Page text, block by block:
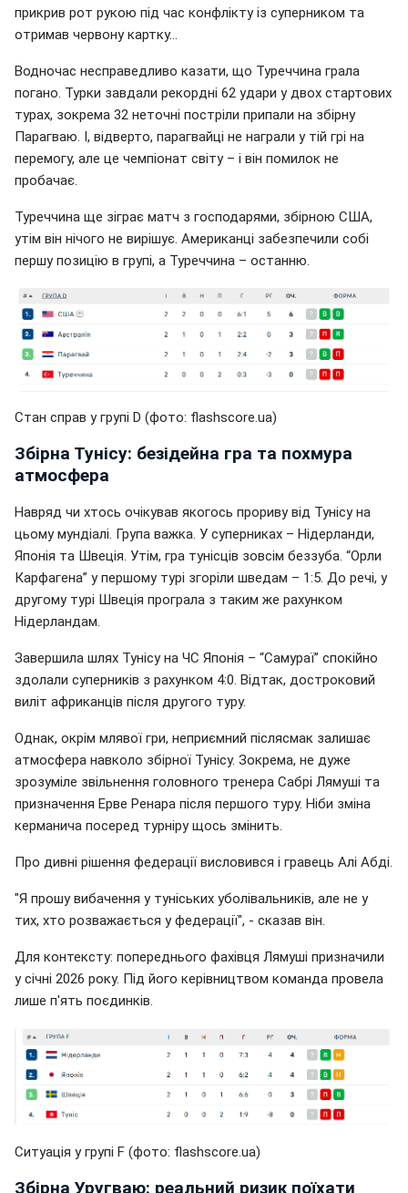
прикрив рот рукою під час конфлікту із суперником та
отримав червону картку...
Водночас несправедливо казати, що Туреччина грала
погано. Турки завдали рекордні 62 удари у двох стартових
турах, зокрема 32 неточні постріли припали на збірну
Парагваю. І, відверто, парагвайці не награли у тій грі на
перемогу, але це чемпіонат світу – і він помилок не
пробачає.
Туреччина ще зіграє матч з господарями, збірною США,
утім він нічого не вирішує. Американці забезпечили собі
першу позицію в групі, а Туреччина – останню.
Стан справ у групі D (фото: flashscore.uа)
Збірна Тунісу: безідейна гра та похмура
атмосфера
Навряд чи хтось очікував якогось прориву від Тунісу на
цьому мундіалі. Група важка. У суперниках – Нідерланди,
Японія та Швеція. Утім, гра тунісців зовсім беззуба. “Орли
Карфагена” у першому турі згоріли шведам – 1:5. До речі, у
другому турі Швеція програла з таким же рахунком
Нідерландам.
Завершила шлях Тунісу на ЧС Японія – “Самураї” спокійно
здолали суперників з рахунком 4:0. Відтак, достроковий
виліт африканців після другого туру.
Однак, окрім млявої гри, неприємний післясмак залишає
атмосфера навколо збірної Тунісу. Зокрема, не дуже
зрозуміле звільнення головного тренера Сабрі Лямуші та
призначення Ерве Ренара після першого туру. Ніби зміна
керманича посеред турніру щось змінить.
Про дивні рішення федерації висловився і гравець Алі Абді.
"Я прошу вибачення у туніських уболівальників, але не у
тих, хто розважається у федерації", - сказав він.
Для контексту: попереднього фахівця Лямуші призначили
у січні 2026 року. Під його керівництвом команда провела
лише п'ять поєдинків.
Ситуація у групі F (фото: flashscore.uа)
Збірна Уругваю: реальний ризик поїхати